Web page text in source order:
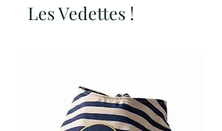
XL 65-70cm
Les Vedettes !